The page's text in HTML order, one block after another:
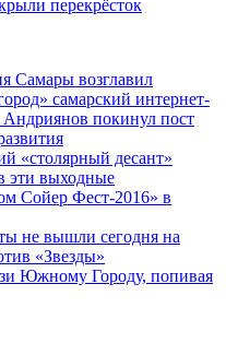
перекрёсток
Самары возглавил
самарский интернет-
Андриянов покинул пост
«столярный десант»
эти выходные
Сойер Фест-2016» в
не вышли сегодня на
«Звезды»
Южному Городу, попивая